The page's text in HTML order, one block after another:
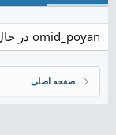
omid_poyan در حال حاضر هیچ ارسالی ندارد.
صفحه اصلی